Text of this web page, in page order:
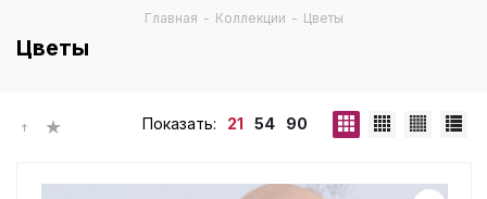
Главная - Коллекции - Цветы
Цветы
Показать: 21 54 90